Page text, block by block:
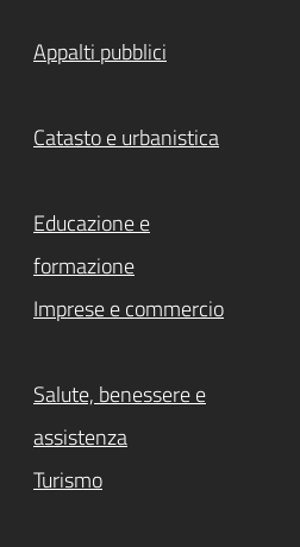
Appalti pubblici
Catasto e urbanistica
Educazione e
formazione
Imprese e commercio
Salute, benessere e
assistenza
Turismo